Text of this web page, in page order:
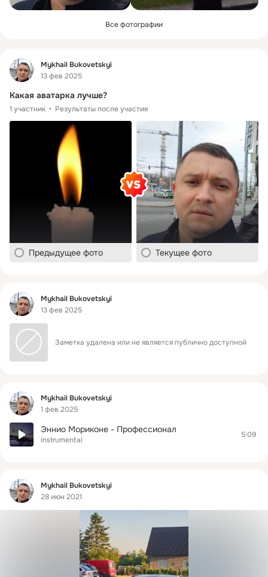
Все фотографии
Фид
Mykhail Bukovetskyi
13 фев 2025
Какая аватарка лучше?
1 участник Результаты после участия
Предыдущее фото Текущее фото
Фид
Mykhail Bukovetskyi
13 фев 2025
Заметка удалена или не является публично доступной
Фид
Mykhail Bukovetskyi
1 фев 2025
Эннио Мориконе - Профессионал
instrumental
5:09
Фид
Mykhail Bukovetskyi
28 июн 2021